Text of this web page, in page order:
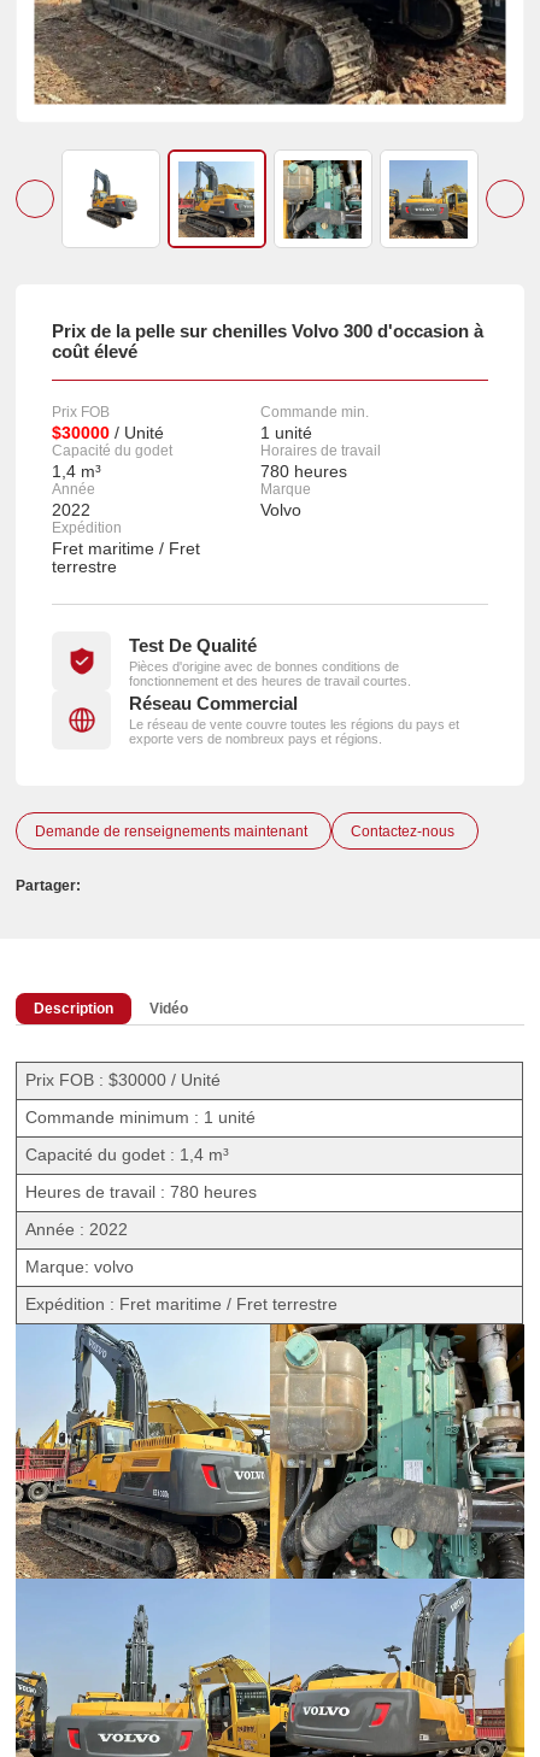
Prix de la pelle sur chenilles Volvo 300 d'occasion à
coût élevé
Prix FOB
$30000 / Unité
Commande min.
1 unité
Capacité du godet
1,4 m³
Horaires de travail
780 heures
Année
2022
Marque
Volvo
Expédition
Fret maritime / Fret
terrestre
Test De Qualité
Pièces d'origine avec de bonnes conditions de
fonctionnement et des heures de travail courtes.
Réseau Commercial
Le réseau de vente couvre toutes les régions du pays et
exporte vers de nombreux pays et régions.
Demande de renseignements maintenant Contactez-nous
Partager:
Description Vidéo
Prix FOB : $30000 / Unité
Commande minimum : 1 unité
Capacité du godet : 1,4 m³
Heures de travail : 780 heures
Année : 2022
Marque: volvo
Expédition : Fret maritime / Fret terrestre